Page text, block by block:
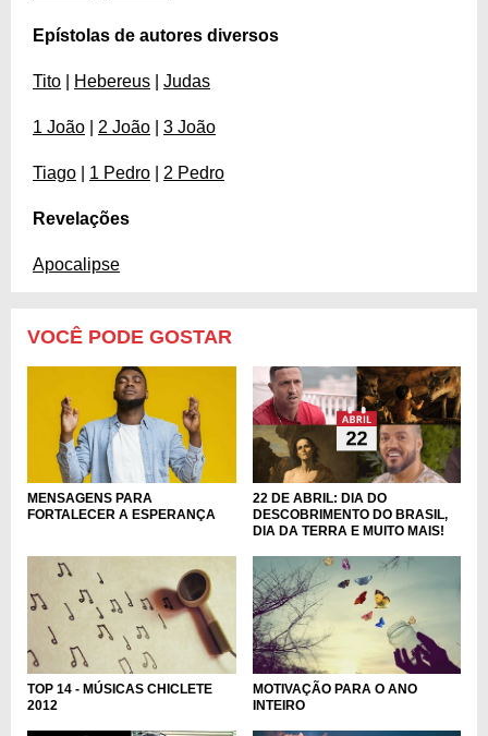
Epístolas de autores diversos
Tito Hebereus Judas
1 João 2 João 3 João
Tiago 1 Pedro 2 Pedro
Revelações
Apocalipse
VOCÊ PODE GOSTAR
MENSAGENS PARA
FORTALECER A ESPERANÇA
22 DE ABRIL: DIA DO
DESCOBRIMENTO DO BRASIL,
DIA DA TERRA E MUITO MAIS!
TOP 14 - MÚSICAS CHICLETE
2012
MOTIVAÇÃO PARA O ANO
INTEIRO